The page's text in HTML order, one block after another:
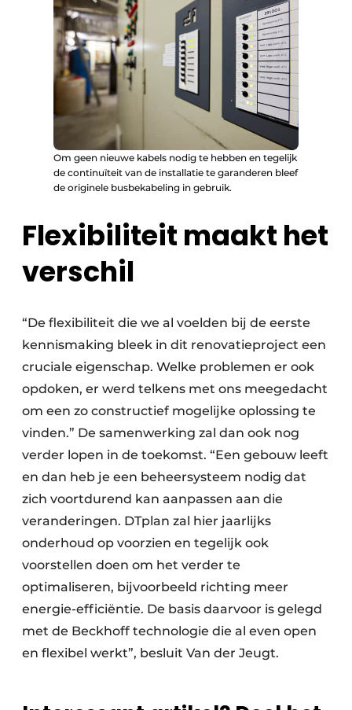
Om geen nieuwe kabels nodig te hebben en tegelijk
de continuïteit van de installatie te garanderen bleef
de originele busbekabeling in gebruik.
Flexibiliteit maakt het
verschil
“De flexibiliteit die we al voelden bij de eerste
kennismaking bleek in dit renovatieproject een
cruciale eigenschap. Welke problemen er ook
opdoken, er werd telkens met ons meegedacht
om een zo constructief mogelijke oplossing te
vinden.” De samenwerking zal dan ook nog
verder lopen in de toekomst. “Een gebouw leeft
en dan heb je een beheersysteem nodig dat
zich voortdurend kan aanpassen aan die
veranderingen. DTplan zal hier jaarlijks
onderhoud op voorzien en tegelijk ook
voorstellen doen om het verder te
optimaliseren, bijvoorbeeld richting meer
energie-efficiëntie. De basis daarvoor is gelegd
met de Beckhoff technologie die al even open
en flexibel werkt”, besluit Van der Jeugt.